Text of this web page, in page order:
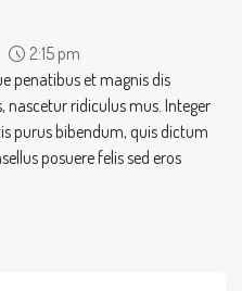
2:15 pm
penatibus et magnis dis
ridiculus mus. Integer
purus bibendum, quis dictum
posuere felis sed eros